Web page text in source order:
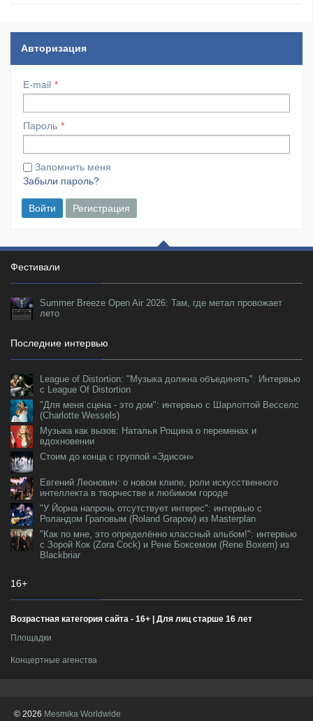
Авторизация
E-mail
Пароль
Запомнить меня
Забыли пароль?
Войти Регистрация
Фестивали
Summer Breeze Open Air 2026: Там, где метал провожает
лето
Последние интервью
League of Distortion: "Музыка должна объединять". Интервью
с League Of Distortion
"Для меня сцена - это дом": интервью с Шарлоттой Весселс
(Charlotte Wessels)
Музыка как вызов: Наталья Рощина о переменах и
вдохновении
Стоим до конца с группой «Эдисон»
Евгений Леонович: о новом клипе, роли искусственного
интеллекта в творчестве и любимом городе
"У Йорна напрочь отсутствует интерес": интервью с
Роландом Граповым (Roland Grapow) из Masterplan
"Как по мне, это определённо классный альбом!": интервью
с Зорой Кок (Zora Cock) и Рене Боксемом (Rene Boxem) из
Blackbriar
16+
Возрастная категория сайта - 16+ | Для лиц старше 16 лет
Площадки
Концертные агенства
© 2026 Mesmika Worldwide